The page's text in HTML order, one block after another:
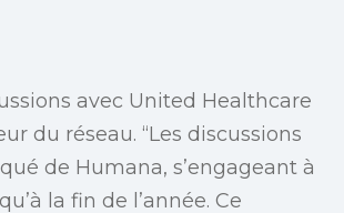
avec United Healthcare
du réseau. “Les discussions
de Humana, s’engageant à
la fin de l’année. Ce